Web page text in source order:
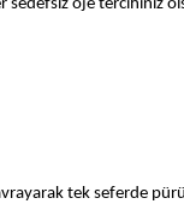
sedefsiz oje tercihiniz
tek seferde